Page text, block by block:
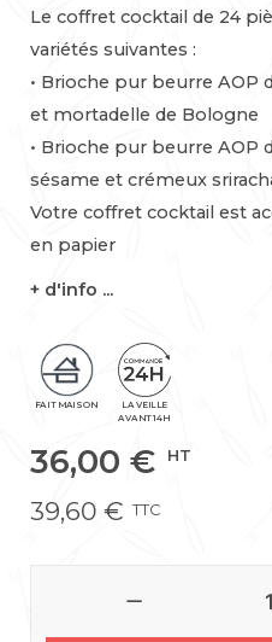
Le coffret cocktail de 24
variétés suivantes :
• Brioche pur beurre AOP
et mortadelle de Bologne
• Brioche pur beurre AOP
sésame et crémeux
Votre coffret cocktail est
en papier
+ d'info ...
FAIT MAISON
LA VEILLE
AVANT 14H
36,00 € HT
39,60 € TTC